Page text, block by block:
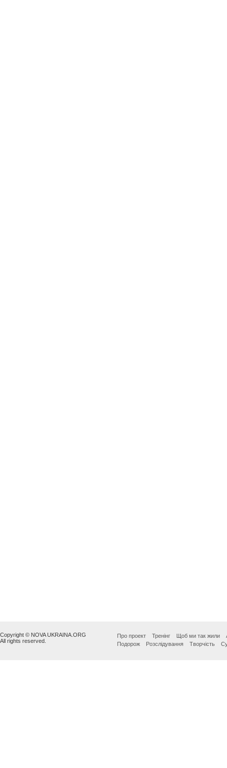
Copyright © NOVA UKRAINA.ORG
All rights reserved.
Про проект Тренінг Щоб ми так жили
Подорож
Розслідування Творчість